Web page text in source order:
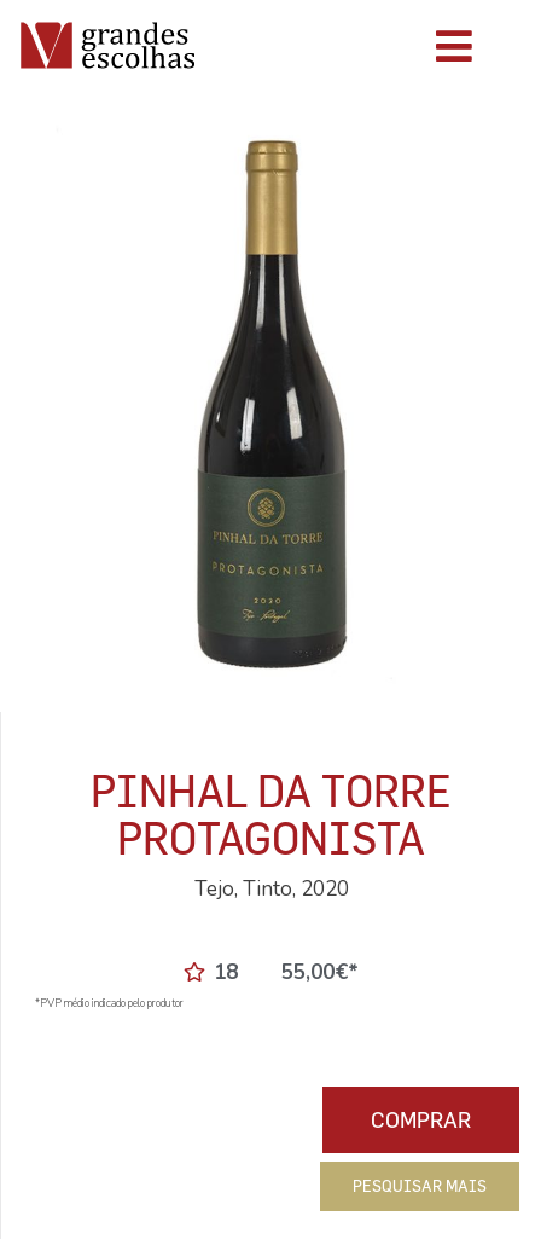
PINHAL DA TORRE
PROTAGONISTA
Tejo, Tinto, 2020
18 55,00€*
*PVP médio indicado pelo produtor
COMPRAR
PESQUISAR MAIS